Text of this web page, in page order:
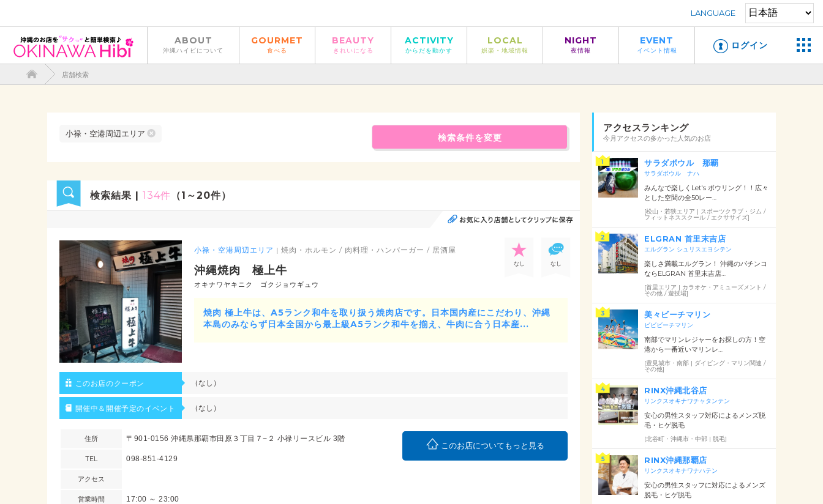
LANGUAGE
ABOUT
沖縄ハイビについて
GOURMET
食べる
BEAUTY
きれいになる
ACTIVITY
からだを動かす
LOCAL
娯楽・地域情報
NIGHT
夜情報
EVENT
イベント情報 ログイン
店舗検索
小禄・空港周辺エリア 検索条件を変更
検索結果 | 134件 （1～20件）
なし なし
小禄・空港周辺エリア | 焼肉・ホルモン / 肉料理・ハンバーガー / 居酒屋
沖縄焼肉 極上牛
オキナワヤキニク ゴクジョウギュウ
焼肉 極上牛は、A5ランク和牛を取り扱う焼肉店です。日本国内産にこだわり、沖縄
本島のみならず日本全国から最上級A5ランク和牛を揃え、牛肉に合う日本産...
このお店のクーポン （なし）
開催中＆開催予定のイベント （なし）
住所 〒901-0156 沖縄県那覇市田原３丁目７−２ 小禄リースビル 3階
TEL 098-851-4129
アクセス
営業時間 17:00 ～ 23:00
このお店についてもっと見る
アクセスランキング
今月アクセスの多かった人気のお店
サラダボウル 那覇
サラダボウル ナハ
みんなで楽しくLet's ボウリング！！広々
とした空間の全50レー…
[松山・若狭エリア | スポーツクラブ・ジム /
フィットネススクール / エクササイズ]
ELGRAN 首里末吉店
エルグラン シュリスエヨシテン
楽しさ満載エルグラン！ 沖縄のパチンコ
ならELGRAN 首里末吉店…
[首里エリア | カラオケ・アミューズメント /
その他 / 遊技場]
美々ビーチマリン
ビビビーチマリン
南部でマリンレジャーをお探しの方！空
港から一番近いマリンレ…
[豊見城市・南部 | ダイビング・マリン関連 /
その他]
RINX沖縄北谷店
リンクスオキナワチャタンテン
安心の男性スタッフ対応によるメンズ脱
毛・ヒゲ脱毛
[北谷町・沖縄市・中部 | 脱毛]
RINX沖縄那覇店
リンクスオキナワナハテン
安心の男性スタッフに対応によるメンズ
脱毛・ヒゲ脱毛